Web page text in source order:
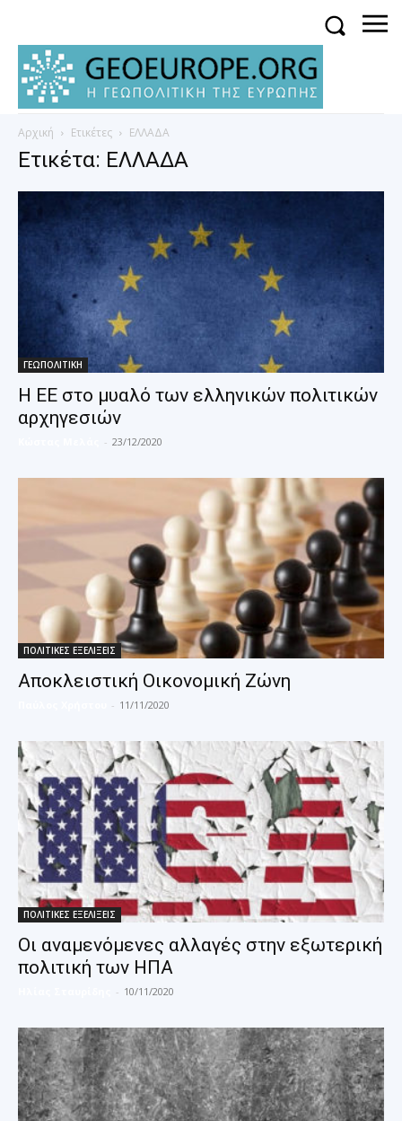
Αρχική Ετικέτες ΕΛΛΑΔΑ
Ετικέτα: ΕΛΛΑΔΑ
ΓΕΩΠΟΛΙΤΙΚΗ
Η ΕΕ στο μυαλό των ελληνικών πολιτικών
αρχηγεσιών
- 23/12/2020
ΠΟΛΙΤΙΚΕΣ ΕΞΕΛΙΞΕΙΣ
Αποκλειστική Οικονομική Ζώνη
- 11/11/2020
ΠΟΛΙΤΙΚΕΣ ΕΞΕΛΙΞΕΙΣ
Οι αναμενόμενες αλλαγές στην εξωτερική
πολιτική των ΗΠΑ
- 10/11/2020